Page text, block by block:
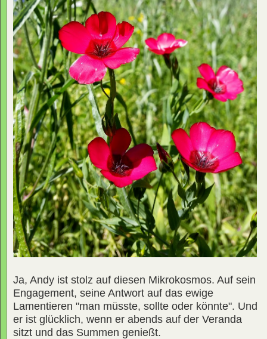
Ja, Andy ist stolz auf diesen Mikrokosmos. Auf sein
Engagement, seine Antwort auf das ewige
Lamentieren "man müsste, sollte oder könnte". Und
er ist glücklich, wenn er abends auf der Veranda
sitzt und das Summen genießt.